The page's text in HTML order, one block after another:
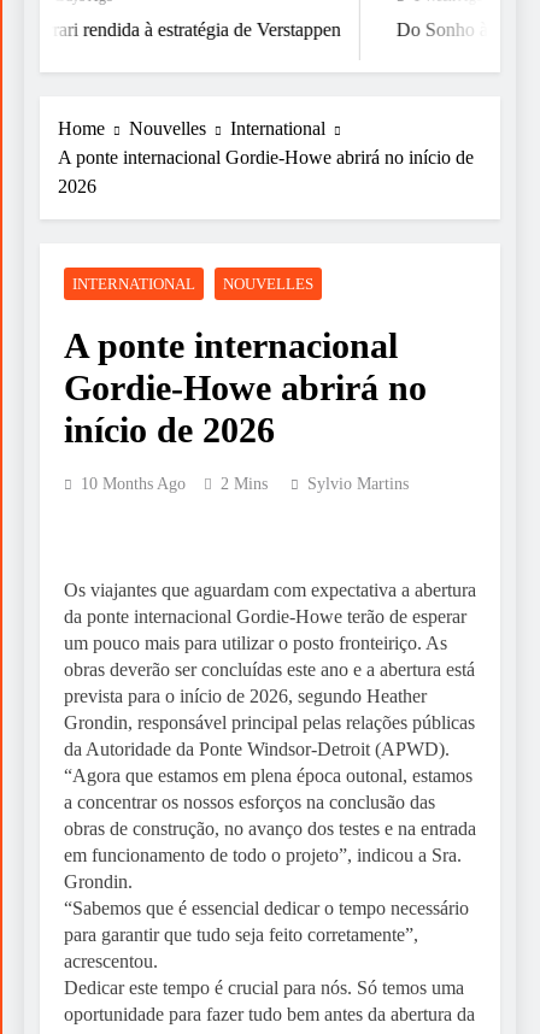
Ferrari rendida à estratégia de Verstappen Do Sonho à Vitória
Home Nouvelles
International
A ponte internacional Gordie-Howe abrirá no início de
2026
INTERNATIONAL NOUVELLES
A ponte internacional
Gordie-Howe abrirá no
início de 2026
10 Months Ago 2 Mins Sylvio Martins
Os viajantes que aguardam com expectativa a abertura
da ponte internacional Gordie-Howe terão de esperar
um pouco mais para utilizar o posto fronteiriço. As
obras deverão ser concluídas este ano e a abertura está
prevista para o início de 2026, segundo Heather
Grondin, responsável principal pelas relações públicas
da Autoridade da Ponte Windsor-Detroit (APWD).
“Agora que estamos em plena época outonal, estamos
a concentrar os nossos esforços na conclusão das
obras de construção, no avanço dos testes e na entrada
em funcionamento de todo o projeto”, indicou a Sra.
Grondin.
“Sabemos que é essencial dedicar o tempo necessário
para garantir que tudo seja feito corretamente”,
acrescentou.
Dedicar este tempo é crucial para nós. Só temos uma
oportunidade para fazer tudo bem antes da abertura da